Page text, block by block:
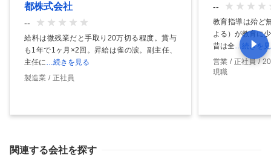
都株式会社
--
給料は微残業だと手取り20万切る程度。賞与
も1年で1ヶ月×2回。昇給は雀の涙。副主任、
主任に …続きを見る
製造業
正社員
--
教育指導は殆ど
よる）が教育に
昔は全 …続きを
営業
正社員
現職
関連する会社を探す